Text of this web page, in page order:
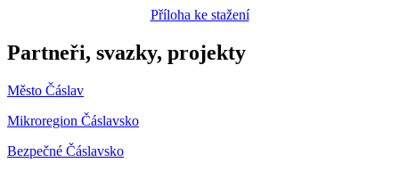
Příloha ke stažení
Partneři, svazky, projekty
Město Čáslav
Mikroregion Čáslavsko
Bezpečné Čáslavsko